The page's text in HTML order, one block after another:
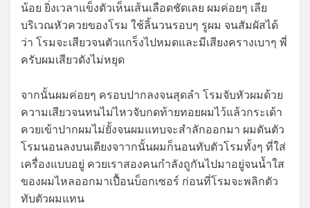
น้อย ยิ่งเวลาแข็งตัวเห็นเส้นเลือดชัดเลย ผมค่อยๆ เลีย
บริเวณหัวควยของโรม ใช้ลิ้นวนรอบๆ รูผม จนสัมผัสได้
ว่า โรมจะเสียวจนตัวแกร็งไปหมดและมีเสียงครางเบาๆ พี่
ครับผมเสียวดังไม่หยุด
จากนั้นผมค่อยๆ ครอบปากลงจนสุดลำ โรมจับหัวผมด้วย
ความเสียวจนทนไม่ไหวจับกดท้ายทอยผมไว้แล้วกระเด้า
ควยเข้าปากผมไม่ยั้งจนผมแทบจะสำลักออกมา ผมดันตัว
โรมนอนลงบนเตียงจาากนั้นผมก็นอนทับตัวโรมทั้งๆ ที่ใส่
เครื่องแบบอยู่ ควยเราสองคนกำลังถูกันไปมาอยู่จนน้ำใส
ของผมไหลออกมาเปื้อนบ็อกเซอร์ ก่อนที่โรมจะพลิกตัว
ทับตัวผมแทน